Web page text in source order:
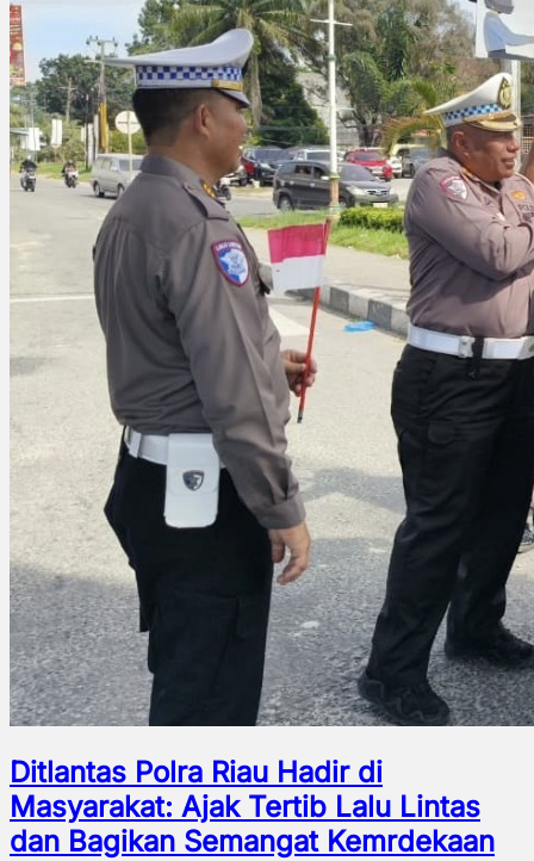
Ditlantas Polra Riau Hadir di
Masyarakat: Ajak Tertib Lalu Lintas
dan Bagikan Semangat Kemrdekaan